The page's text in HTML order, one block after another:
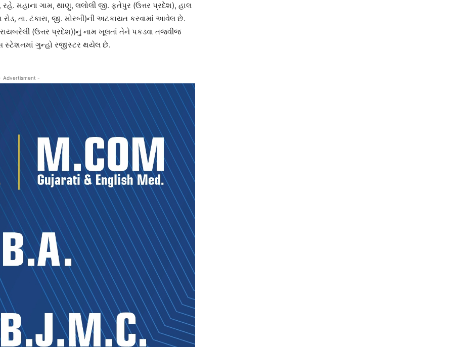
મહાના ગામ, થાણુ, લલોલી જી. ફતેપુર (ઉત્તર પ્રદેશ), હાલ
રોડ, તા. ટંકારા, જી. મોરબી)ની અટકાયત કરવામાં આવેલ છે.
(ઉત્તર પ્રદેશ))નું નામ ખૂલતાં તેને પકડવા તજવીજ
સ્ટેશનમાં ગુન્હો રજીસ્ટર થયેલ છે.
Advertisment -